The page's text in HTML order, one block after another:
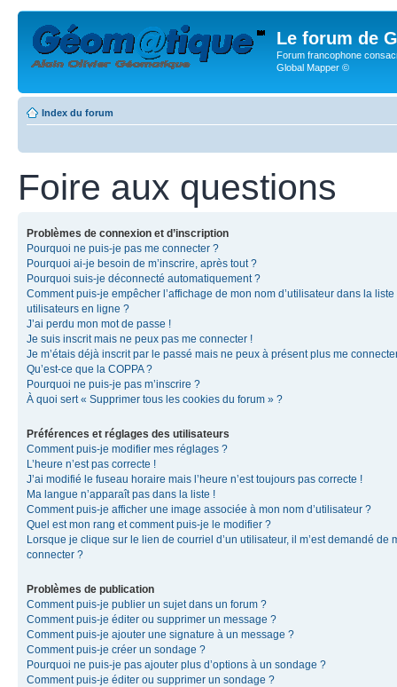
Le forum de
Forum francophone
Global Mapper ©
Index du forum
Foire aux questions
Problèmes de connexion et d’inscription
Pourquoi ne puis-je pas me connecter ?
Pourquoi ai-je besoin de m’inscrire, après tout ?
Pourquoi suis-je déconnecté automatiquement ?
Comment puis-je empêcher l’affichage de mon nom d’utilisateur dans la liste
utilisateurs en ligne ?
J’ai perdu mon mot de passe !
Je suis inscrit mais ne peux pas me connecter !
Je m’étais déjà inscrit par le passé mais ne peux à présent plus me
Qu’est-ce que la COPPA ?
Pourquoi ne puis-je pas m’inscrire ?
À quoi sert « Supprimer tous les cookies du forum » ?
Préférences et réglages des utilisateurs
Comment puis-je modifier mes réglages ?
L’heure n’est pas correcte !
J’ai modifié le fuseau horaire mais l’heure n’est toujours pas correcte !
Ma langue n’apparaît pas dans la liste !
Comment puis-je afficher une image associée à mon nom d’utilisateur ?
Quel est mon rang et comment puis-je le modifier ?
Lorsque je clique sur le lien de courriel d’un utilisateur, il m’est demandé de
connecter ?
Problèmes de publication
Comment puis-je publier un sujet dans un forum ?
Comment puis-je éditer ou supprimer un message ?
Comment puis-je ajouter une signature à un message ?
Comment puis-je créer un sondage ?
Pourquoi ne puis-je pas ajouter plus d’options à un sondage ?
Comment puis-je éditer ou supprimer un sondage ?